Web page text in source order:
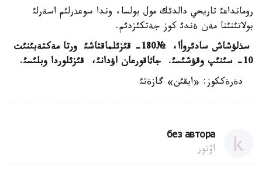
رومانداعئ تاريحي دالدئك مول بولسا، وندا سوعذرلئم اسةرلئ
بولاتئنئنا مةن ةندئ كوز جةتكئزدئم.
سذلؤشاش سادئروأا، №
180- قئزئلماقتاشئ ورتا مةكتةبئنئث
10- سئنئپ وقؤشئسئ. جاثاقورعان اؤدانئ، قئزئلوردا وبلئسئ.
دةرةككوز: «ايقئن» گازةتئ
без автора
اۆتور